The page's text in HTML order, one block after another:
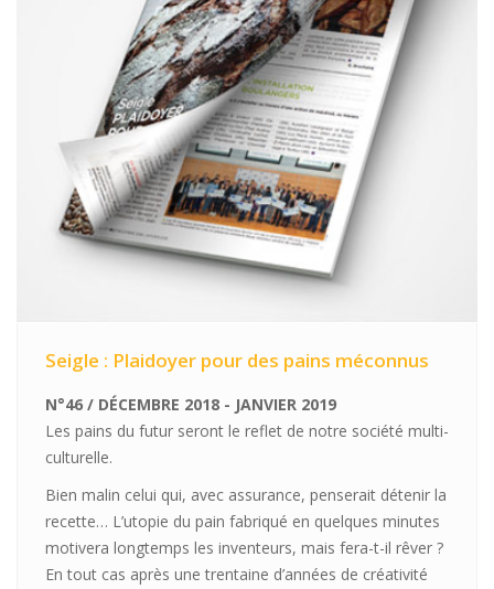
Seigle : Plaidoyer pour des pains méconnus
N°46 / DÉCEMBRE 2018 - JANVIER 2019
Les pains du futur seront le reflet de notre société multi-
culturelle.
Bien malin celui qui, avec assurance, penserait détenir la
recette… L’utopie du pain fabriqué en quelques minutes
motivera longtemps les inventeurs, mais fera-t-il rêver ?
En tout cas après une trentaine d’années de créativité